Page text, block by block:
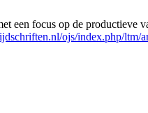
een focus op de productieve
ojs/index.php/ltm/